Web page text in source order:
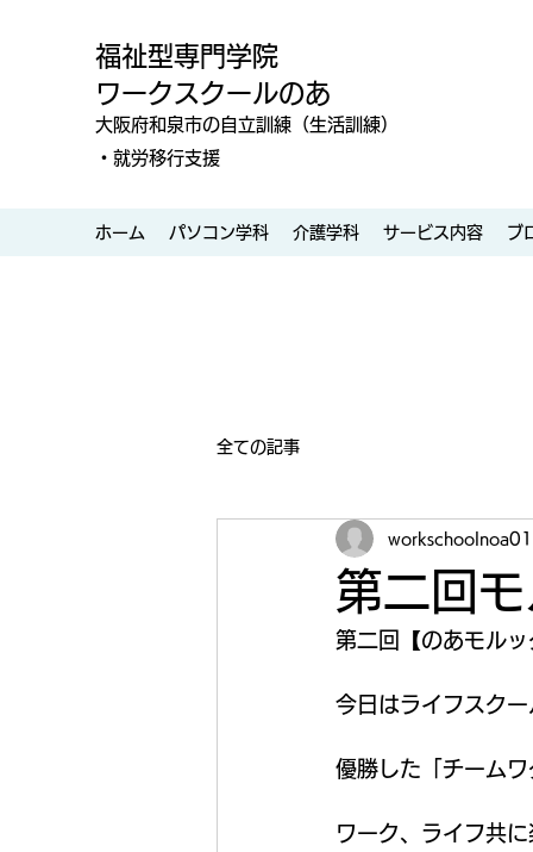
福祉型専門学院
ワークスクールのあ
大阪府和泉市の自立訓練（生活訓練）
・就労移行支援
ホーム パソコン学科 介護学科 サービス内容 ブ
全ての記事
第二回
workschoolnoa01
第二回【のあモルッ
今日はライフスク
優勝した「チーム
ワーク、ライフ共